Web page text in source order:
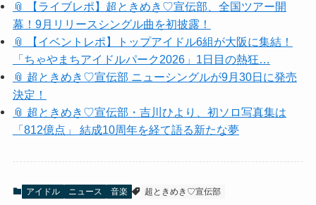
📎 【ライブレポ】超ときめき♡宣伝部、全国ツアー開
幕！9月リリースシングル曲を初披露！
📎 【イベントレポ】トップアイドル6組が大阪に集結！
「ちゃやまちアイドルパーク2026」1日目の熱狂…
📎 超ときめき♡宣伝部 ニューシングルが9月30日に発売
決定！
📎 超ときめき♡宣伝部・吉川ひより、初ソロ写真集は
「812億点」 結成10周年を経て語る新たな夢
アイドル ニュース 音楽 超ときめき♡宣伝部